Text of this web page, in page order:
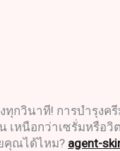
วินาที! การบำรุง
เหนือกว่าเซรั่มหรื
คุณได้ไหม? agent-